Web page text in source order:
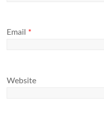
Email *
Website